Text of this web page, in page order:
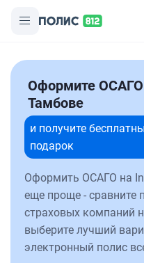
Оформите ОСАГО
Тамбове
и получите
подарок
Оформить ОСАГО на
еще проще - сравните
страховых компаний
выберите лучший
электронный полис